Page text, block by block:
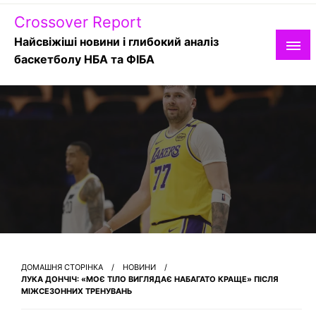
Skip
content
Crossover Report
Найсвіжіші новини і глибокий аналіз
баскетболу НБА та ФІБА
ДОМАШНЯ СТОРІНКА
НОВИНИ
ЛУКА ДОНЧІЧ: «МОЄ ТІЛО ВИГЛЯДАЄ НАБАГАТО КРАЩЕ» ПІСЛЯ
МІЖСЕЗОННИХ ТРЕНУВАНЬ